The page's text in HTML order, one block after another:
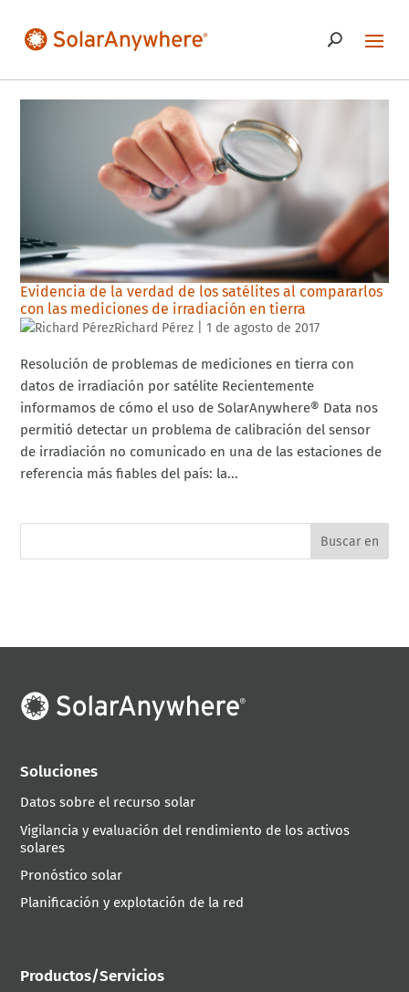
Evidencia de la verdad de los satélites al compararlos
con las mediciones de irradiación en tierra
Richard Pérez |1 de agosto de 2017
Resolución de problemas de mediciones en tierra con
datos de irradiación por satélite Recientemente
informamos de cómo el uso de SolarAnywhere® Data nos
permitió detectar un problema de calibración del sensor
de irradiación no comunicado en una de las estaciones de
referencia más fiables del país: la...
Soluciones
Datos sobre el recurso solar
Vigilancia y evaluación del rendimiento de los activos
solares
Pronóstico solar
Planificación y explotación de la red
Productos/Servicios